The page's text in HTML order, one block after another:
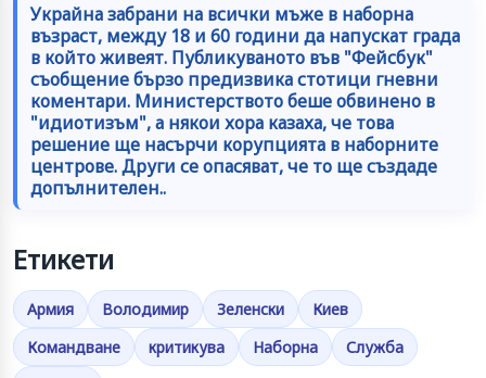
Украйна забрани на всички мъже в наборна
възраст, между 18 и 60 години да напускат града
в който живеят. Публикуваното във "Фейсбук"
съобщение бързо предизвика стотици гневни
коментари. Министерството беше обвинено в
"идиотизъм", а някои хора казаха, че това
решение ще насърчи корупцията в наборните
центрове. Други се опасяват, че то ще създаде
допълнителен..
Етикети
Армия Володимир Зеленски
Киев
Командване
критикува Наборна
Служба